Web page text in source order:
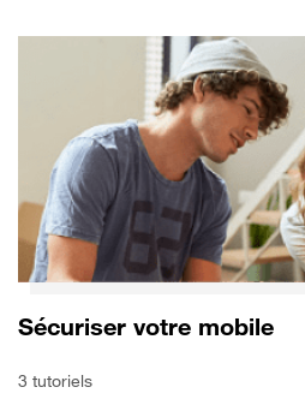
Sécuriser votre mobile
3 tutoriels